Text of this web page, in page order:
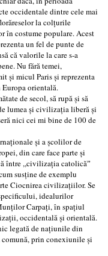
occidentale dintre cele mai
la colţurile
în costume populare. Acest
un fel de punte de
că valorile la care s-a
Nu fără temei,
şi micul Paris şi reprezenta
orientală.
de secol, să rupă şi să
lumea şi civilizaţia liberă şi
nici cei mi bine de 100 de
şi a şcolilor de
din care face parte şi
între ,,civilizaţia catolicăˮ
susţine de exemplu
Ciocnirea civilizaţiilor. Se
idealurilor
Carpaţi, în spaţiul
occidentală şi orientală.
legată de naţiunile din
prin conexiunile şi